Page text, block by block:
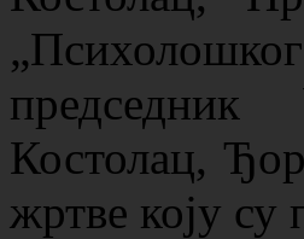
Костолац,
жртве коју